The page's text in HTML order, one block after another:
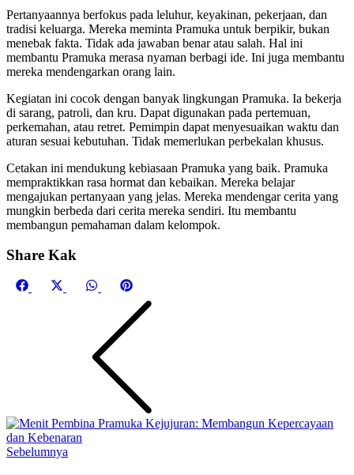
Pertanyaannya berfokus pada leluhur, keyakinan, pekerjaan, dan
tradisi keluarga. Mereka meminta Pramuka untuk berpikir, bukan
menebak fakta. Tidak ada jawaban benar atau salah. Hal ini
membantu Pramuka merasa nyaman berbagi ide. Ini juga membantu
mereka mendengarkan orang lain.
Kegiatan ini cocok dengan banyak lingkungan Pramuka. Ia bekerja
di sarang, patroli, dan kru. Dapat digunakan pada pertemuan,
perkemahan, atau retret. Pemimpin dapat menyesuaikan waktu dan
aturan sesuai kebutuhan. Tidak memerlukan perbekalan khusus.
Cetakan ini mendukung kebiasaan Pramuka yang baik. Pramuka
mempraktikkan rasa hormat dan kebaikan. Mereka belajar
mengajukan pertanyaan yang jelas. Mereka mendengar cerita yang
mungkin berbeda dari cerita mereka sendiri. Itu membantu
membangun pemahaman dalam kelompok.
Share Kak
Share
FacebookShare
Share
WhatsApp
Share
Sebelumnya